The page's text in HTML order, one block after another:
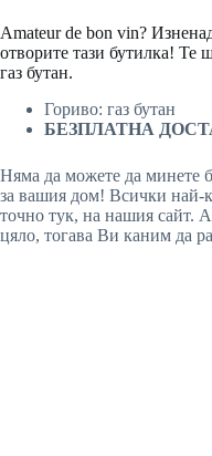
Amateur de bon vin?
отворите тази бутилка! Те
газ бутан.
Гориво: газ бутан
БЕЗПЛАТНА
Няма да можете да минете
за вашия дом! Всички най-
точно тук, на нашия сайт.
цяло, тогава Ви каним да